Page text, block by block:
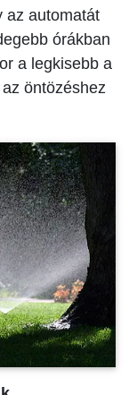
az automatát
órákban
a legkisebb a
öntözéshez